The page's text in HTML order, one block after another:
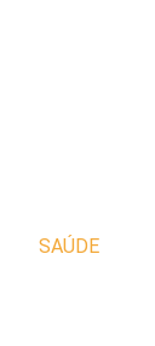
SAÚDE